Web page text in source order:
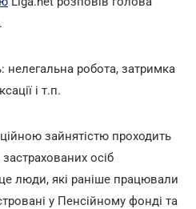
робота, затримка
і т.п.
зайнятістю проходить
осіб
люди, які раніше працювали
у Пенсійному фонді та